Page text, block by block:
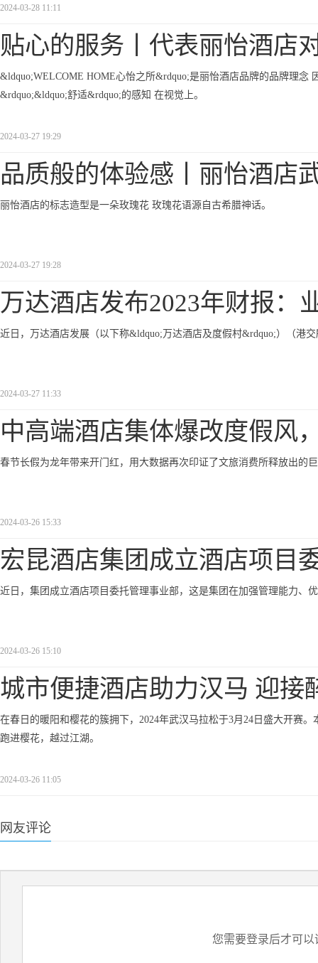
2024-03-28 11:11
贴心的服务丨代表丽怡酒店
&ldquo;WELCOME HOME心怡之所&rdquo;是丽怡酒店品牌的品牌理念
&rdquo;&ldquo;舒适&rdquo;的感知 在视觉上。
2024-03-27 19:29
品质般的体验感丨丽怡酒店
丽怡酒店的标志造型是一朵玫瑰花 玫瑰花语源自古希腊神话。
2024-03-27 19:28
万达酒店发布2023年财报：
近日，万达酒店发展（以下称&ldquo;万达酒店及度假村&rdquo;）（港
2024-03-27 11:33
中高端酒店集体爆改度假风
春节长假为龙年带来开门红，用大数据再次印证了文旅消费所释放出的
2024-03-26 15:33
宏昆酒店集团成立酒店项目
近日，集团成立酒店项目委托管理事业部，这是集团在加强管理能力、
2024-03-26 15:10
城市便捷酒店助力汉马 迎接
在春日的暖阳和樱花的簇拥下，2024年武汉马拉松于3月24日盛大开赛
跑进樱花，越过江湖。
2024-03-26 11:05
网友评论
您需要登录后才可以